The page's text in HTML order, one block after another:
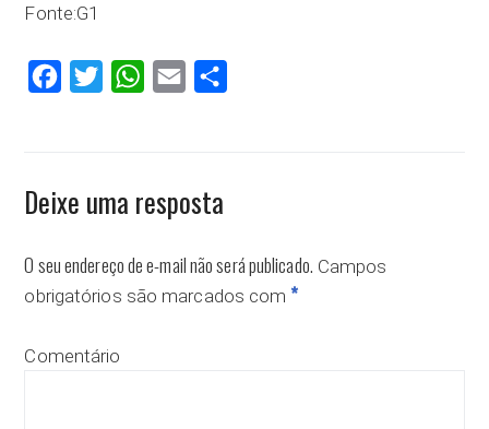
Fonte:G1
FacebookTwitter WhatsApp
Email
Deixe uma resposta
O seu endereço de e-mail não será publicado. Campos
obrigatórios são marcados com *
Comentário